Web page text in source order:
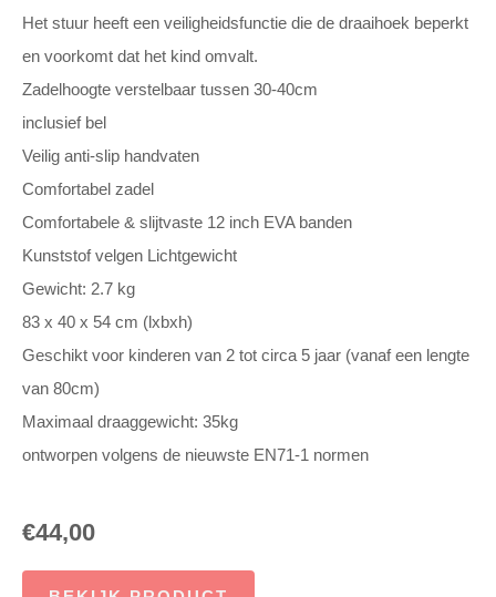
Het stuur heeft een veiligheidsfunctie die de draaihoek beperkt
en voorkomt dat het kind omvalt.
Zadelhoogte verstelbaar tussen 30-40cm
inclusief bel
Veilig anti-slip handvaten
Comfortabel zadel
Comfortabele & slijtvaste 12 inch EVA banden
Kunststof velgen Lichtgewicht
Gewicht: 2.7 kg
83 x 40 x 54 cm (lxbxh)
Geschikt voor kinderen van 2 tot circa 5 jaar (vanaf een lengte
van 80cm)
Maximaal draaggewicht: 35kg
ontworpen volgens de nieuwste EN71-1 normen
€44,00